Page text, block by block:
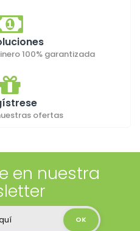
100% garantizada
ofertas
en nuestra